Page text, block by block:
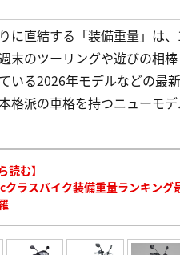
に直結する「装備重量」は
末のツーリングや遊びの相
いる2026年モデルなどの最
格派の車格を持つニューモ
読む】
クラスバイク装備重量ランキン